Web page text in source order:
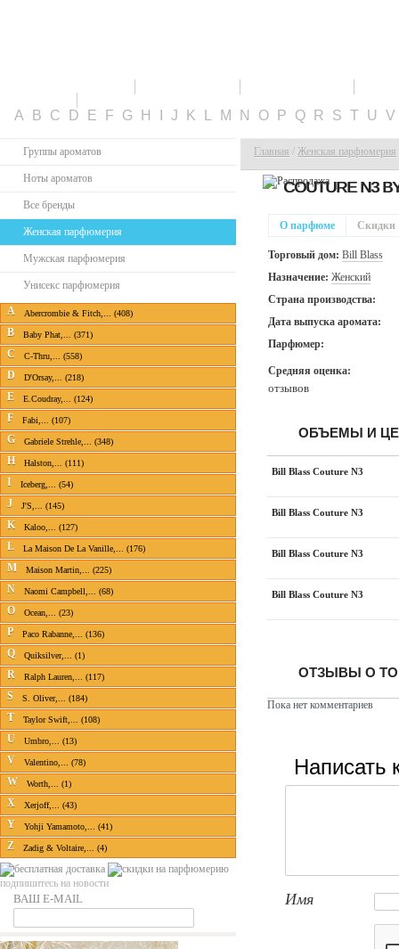
A B C D E F G H J K M N O P Q R S T U V
Группы ароматов
Ноты ароматов
Все бренды
Женская парфюмерия
Мужская парфюмерия
Унисекс парфюмерия
A Abercrombie & Fitch,... (408)
B Baby Phat,... (371)
C C-Thru,... (558)
D D'Orsay,... (218)
E E.Coudray,... (124)
F Fabi,... (107)
G Gabriele Strehle,... (348)
H Halston,... (111)
I Iceberg,... (54)
J J'S,... (145)
K Kaloo,... (127)
L La Maison De La Vanille,... (176)
M Maison Martin,... (225)
N Naomi Campbell,... (68)
O Ocean,... (23)
P Paco Rabanne,... (136)
Q Quiksilver,... (1)
R Ralph Lauren,... (117)
S S. Oliver,... (184)
T Taylor Swift,... (108)
U Umbro,... (13)
V Valentino,... (78)
W Worth,... (1)
X Xerjoff,... (43)
Y Yohji Yamamoto,... (41)
Z Zadig & Voltaire,... (4)
подпишитесь на новости
ВАШ E-MAIL
Главная / Женская парфюмерия
COUTURE N3
О парфюме
Торговый дом: Bill Blass
Назначение: Женский
Страна производства:
Дата выпуска аромата:
Парфюмер:
Средняя оценка:
отзывов
Скидки
ОБЪЕМЫ И
Bill Blass Couture N3
Bill Blass Couture N3
Bill Blass Couture N3
Bill Blass Couture N3
ОТЗЫВЫ О
Пока нет комментариев
Написать
Имя